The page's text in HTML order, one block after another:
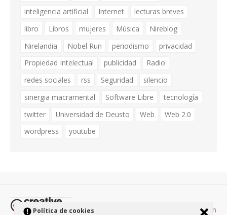
Política de cookies
inteligencia artificial
Internet
lecturas breves
libro
Libros mujeres Música
Nireblog
Nirelandia
Nobel Run periodismo
privacidad
Propiedad Intelectual
publicidad
Radio
redes sociales
rss Seguridad
silencio
sinergia macramental
Software Libre
tecnología
twitter
Universidad de Deusto Web
Web 2.0
wordpress
youtube
Todos los contenidos de esta página están